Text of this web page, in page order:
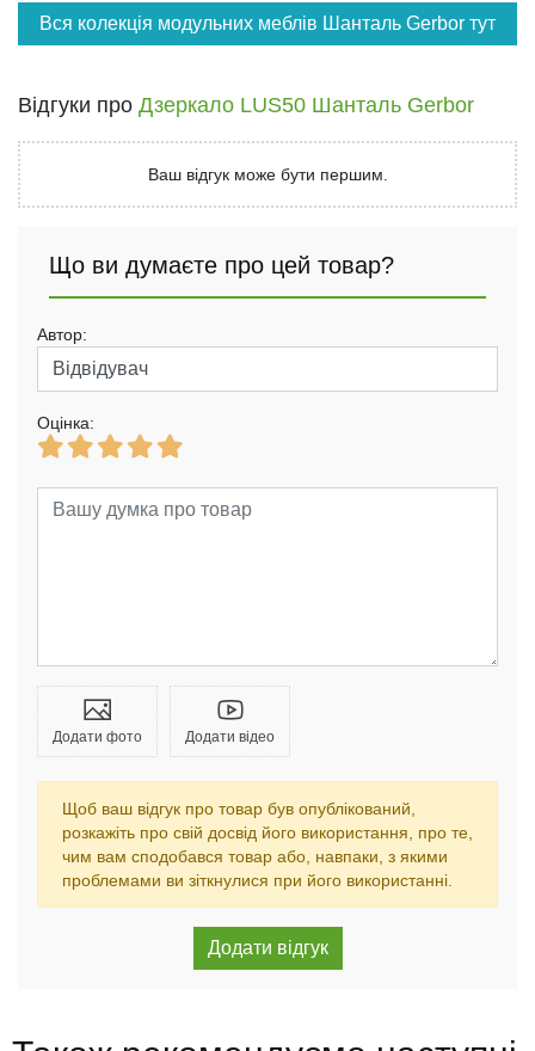
Вся колекція модульних меблів Шанталь Gerbor тут
Відгуки про Дзеркало LUS50 Шанталь Gerbor
Ваш відгук може бути першим.
Що ви думаєте про цей товар?
Автор:
Оцінка:
Додати фото Додати відео
Щоб ваш відгук про товар був опублікований,
розкажіть про свій досвід його використання, про те,
чим вам сподобався товар або, навпаки, з якими
проблемами ви зіткнулися при його використанні.